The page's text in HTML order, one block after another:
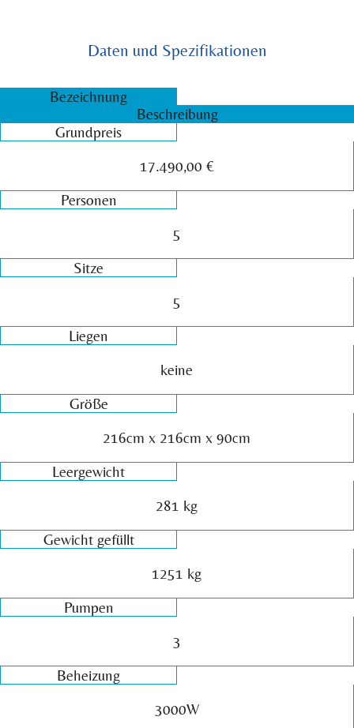
Daten und Spezifikationen
Bezeichnung
Beschreibung
Grundpreis
17.490,00 €
Personen
5
Sitze
5
Liegen
keine
Größe
216cm x 216cm x 90cm
Leergewicht
281 kg
Gewicht gefüllt
1251 kg
Pumpen
3
Beheizung
3000W